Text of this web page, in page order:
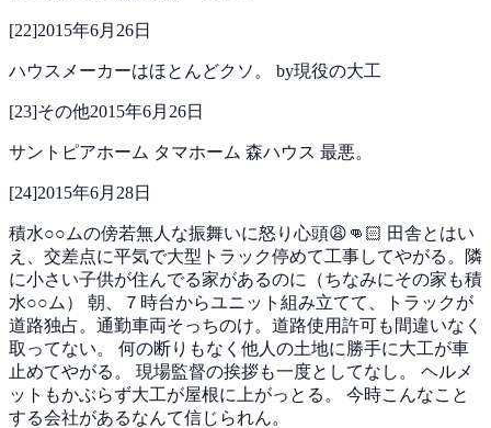
[22]2015年6月26日
ハウスメーカーはほとんどクソ。 by現役の大工
[23]その他2015年6月26日
サントピアホーム タマホーム 森ハウス 最悪。
[24]2015年6月28日
積水○○ムの傍若無人な振舞いに怒り心頭😩👊🏻 田舎とはい
え、交差点に平気で大型トラック停めて工事してやがる。隣
に小さい子供が住んでる家があるのに（ちなみにその家も積
水○○ム） 朝、７時台からユニット組み立てて、トラックが
道路独占。通勤車両そっちのけ。道路使用許可も間違いなく
取ってない。 何の断りもなく他人の土地に勝手に大工が車
止めてやがる。 現場監督の挨拶も一度としてなし。 ヘルメ
ットもかぶらず大工が屋根に上がっとる。 今時こんなこと
する会社があるなんて信じられん。